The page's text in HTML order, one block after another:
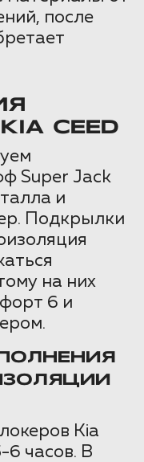
после
CEED
Super Jack
и
Подкрылки
на них
6 и
Kia
6 часов. В